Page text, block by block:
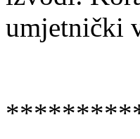
umjetnički